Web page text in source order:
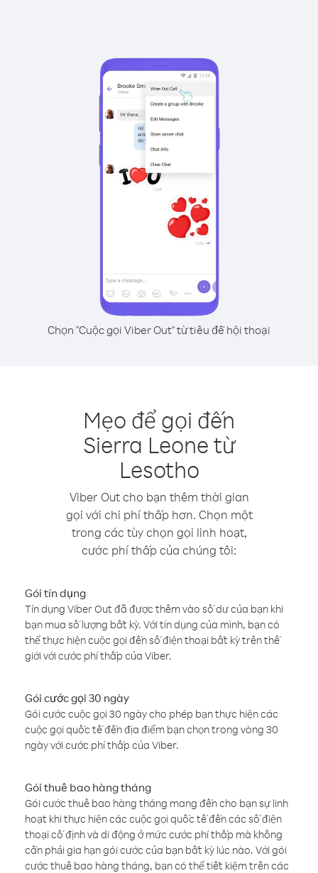
Chọn "Cuộc gọi Viber Out" từ tiêu đề hội thoại
Mẹo để gọi đến
Sierra Leone từ
Lesotho
Viber Out cho bạn thêm thời gian
gọi với chi phí thấp hơn. Chọn một
trong các tùy chọn gọi linh hoạt,
cước phí thấp của chúng tôi:
Gói tín dụng
Tín dụng Viber Out đã được thêm vào số dư của bạn khi
bạn mua số lượng bất kỳ. Với tín dụng của mình, bạn có
thể thực hiện cuộc gọi đến số điện thoại bất kỳ trên thế
giới với cước phí thấp của Viber.
Gói cước gọi 30 ngày
Gói cước cuộc gọi 30 ngày cho phép bạn thực hiện các
cuộc gọi quốc tế đến địa điểm bạn chọn trong vòng 30
ngày với cước phí thấp của Viber.
Gói thuê bao hàng tháng
Gói cước thuê bao hàng tháng mang đến cho bạn sự linh
hoạt khi thực hiện các cuộc gọi quốc tế đến các số điện
thoại cố định và di động ở mức cước phí thấp mà không
cần phải gia hạn gói cước của bạn bất kỳ lúc nào. Với gói
cước thuê bao hàng tháng, bạn có thể tiết kiệm trên các